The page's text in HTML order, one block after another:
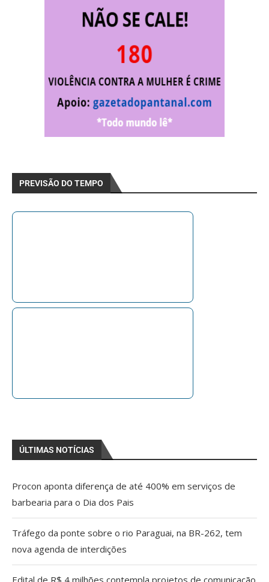
PREVISÃO DO TEMPO
ÚLTIMAS NOTÍCIAS
Procon aponta diferença de até 400% em serviços de
barbearia para o Dia dos Pais
Tráfego da ponte sobre o rio Paraguai, na BR-262, tem
nova agenda de interdições
Edital de R$ 4 milhões contempla projetos de comunicação